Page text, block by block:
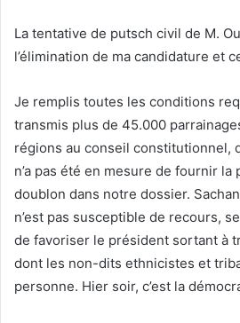
La tentative de putsch civil de M.
l’élimination de ma candidature et
Je remplis toutes les conditions
transmis plus de 45.000
régions au conseil constitutionnel,
n’a pas été en mesure de fournir la
doublon dans notre dossier.
n’est pas susceptible de recours,
de favoriser le président sortant à
dont les non-dits ethnicistes et
personne. Hier soir, c’est la